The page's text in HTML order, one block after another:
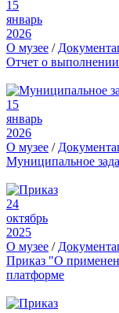
15
январь
2026
О музее /
Отчет о
15
январь
2026
О музее /
Муниципальное
24
октябрь
2025
О музее /
Приказ "О
платформе